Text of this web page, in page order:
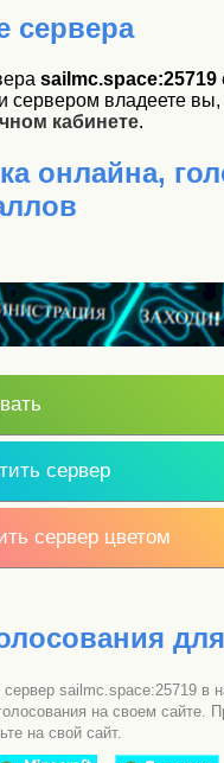
сервера
sailmc.space:25719
сервером владеете вы,
кабинете.
онлайна,
сервер
сервер цветом
сервер sailmc.space:25719 в
на своем сайте.
на свой сайт.